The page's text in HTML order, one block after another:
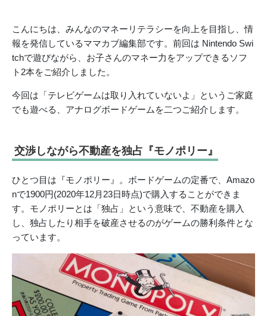
こんにちは、みんなのマネーリテラシーを向上を目指し、情
報を発信しているママカブ編集部です。前回は Nintendo Swi
tchで遊びながら、お子さんのマネー力をアップできるソフ
ト2本をご紹介しました。
今回は「テレビゲームは取り入れていないよ」というご家庭
でも遊べる、アナログボードゲームを二つご紹介します。
交渉しながら不動産を独占『モノポリー』
ひとつ目は『モノポリー』。ボードゲームの定番で、Amazo
nで1900円(2020年12月23日時点)で購入することができま
す。モノポリーとは「独占」という意味で、不動産を購入
し、独占したり相手を破産させるのがゲームの勝利条件とな
っています。